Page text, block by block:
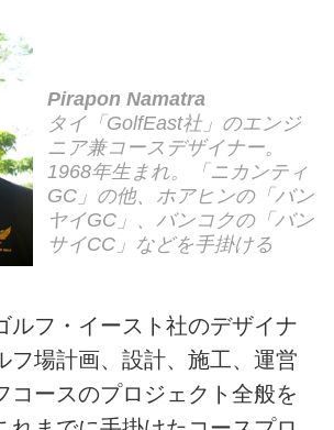
Pirapon Namatra
タイ「GolfEast社」のエンジ
ニア兼コースデザイナー。
1968年生まれ。「ニカンティ
GC」の他、ホアヒンの「バン
ヤイGC」、バンコクの「バン
サイCC」などを手掛ける
ルフ・イースト社のデザイナ
フ場計画、設計、施工、運営
コースのプロジェクト全般を